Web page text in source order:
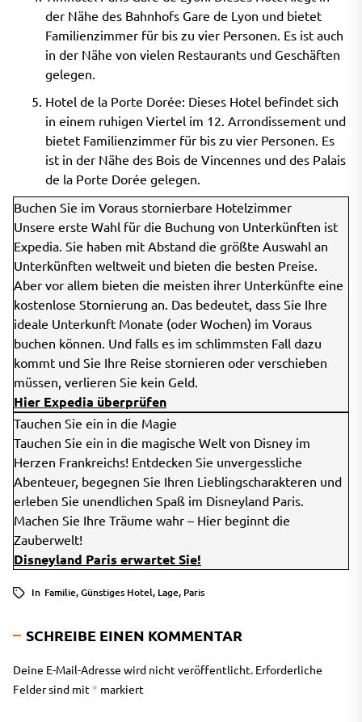
der Nähe des Bahnhofs Gare de Lyon und bietet
Familienzimmer für bis zu vier Personen. Es ist auch
in der Nähe von vielen Restaurants und Geschäften
gelegen.
Hotel de la Porte Dorée: Dieses Hotel befindet sich
in einem ruhigen Viertel im 12. Arrondissement und
bietet Familienzimmer für bis zu vier Personen. Es
ist in der Nähe des Bois de Vincennes und des Palais
de la Porte Dorée gelegen.
Buchen Sie im Voraus stornierbare Hotelzimmer
Unsere erste Wahl für die Buchung von Unterkünften ist
Expedia. Sie haben mit Abstand die größte Auswahl an
Unterkünften weltweit und bieten die besten Preise.
Aber vor allem bieten die meisten ihrer Unterkünfte eine
kostenlose Stornierung an. Das bedeutet, dass Sie Ihre
ideale Unterkunft Monate (oder Wochen) im Voraus
buchen können. Und falls es im schlimmsten Fall dazu
kommt und Sie Ihre Reise stornieren oder verschieben
müssen, verlieren Sie kein Geld.
Hier Expedia überprüfen
Tauchen Sie ein in die Magie
Tauchen Sie ein in die magische Welt von Disney im
Herzen Frankreichs! Entdecken Sie unvergessliche
Abenteuer, begegnen Sie Ihren Lieblingscharakteren und
erleben Sie unendlichen Spaß im Disneyland Paris.
Machen Sie Ihre Träume wahr – Hier beginnt die
Zauberwelt!
Disneyland Paris erwartet Sie!
In Familie,Günstiges Hotel, Lage, Paris
SCHREIBE EINEN KOMMENTAR
Deine E-Mail-Adresse wird nicht veröffentlicht. Erforderliche
Felder sind mit* markiert